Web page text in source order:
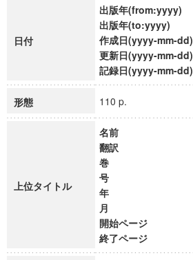
日付
出版年(from:yyyy)
出版年(to:yyyy)
作成日(yyyy-mm-dd)
更新日(yyyy-mm-dd)
記録日(yyyy-mm-dd)
形態 110 p.
上位タイトル
名前
翻訳
巻
号
年
月
開始ページ
終了ページ